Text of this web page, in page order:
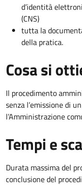
d’identità
(CNS)
tutta la
della pratica.
Cosa si
Il procedimento
senza l’emissione di
l’Amministrazione
Tempi e
Durata massima del
conclusione del